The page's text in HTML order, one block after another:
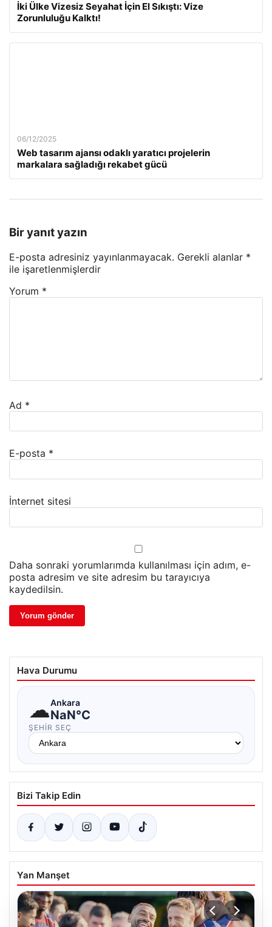
İki Ülke Vizesiz Seyahat İçin El Sıkıştı: Vize
Zorunluluğu Kalktı!
06/12/2025
Web tasarım ajansı odaklı yaratıcı projelerin
markalara sağladığı rekabet gücü
Bir yanıt yazın
E-posta adresiniz yayınlanmayacak. Gerekli alanlar *
ile işaretlenmişlerdir
Yorum *
Ad *
E-posta *
İnternet sitesi
Daha sonraki yorumlarımda kullanılması için adım, e-
posta adresim ve site adresim bu tarayıcıya
kaydedilsin.
Hava Durumu
☁Ankara
NaN°C
ŞEHIR SEÇ
Bizi Takip Edin
Yan Manşet